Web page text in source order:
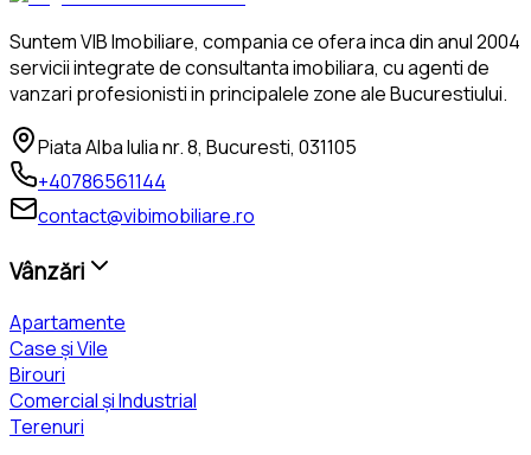
Suntem VIB Imobiliare, compania ce ofera inca din anul 2004
servicii integrate de consultanta imobiliara, cu agenti de
vanzari profesionisti in principalele zone ale Bucurestiului.
Piata Alba Iulia nr. 8, Bucuresti, 031105
+40786561144
contact@vibimobiliare.ro
Vânzări
Apartamente
Case și Vile
Birouri
Comercial și Industrial
Terenuri